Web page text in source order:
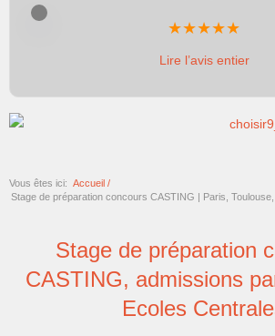
Lire l’avis entier
Vous êtes ici: Accueil /
Stage de préparation concours CASTING | Paris,
Stage de préparation
CASTING, admissions
Ecoles